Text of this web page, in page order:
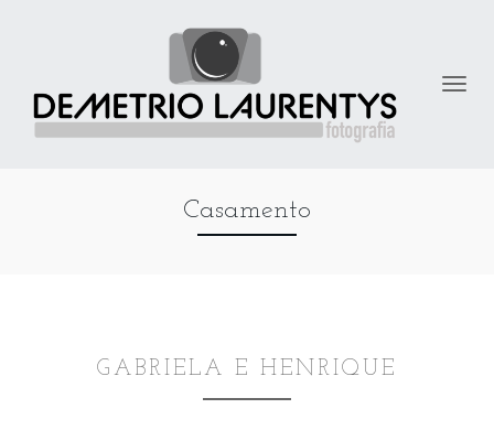
Casamento
GABRIELA E HENRIQUE